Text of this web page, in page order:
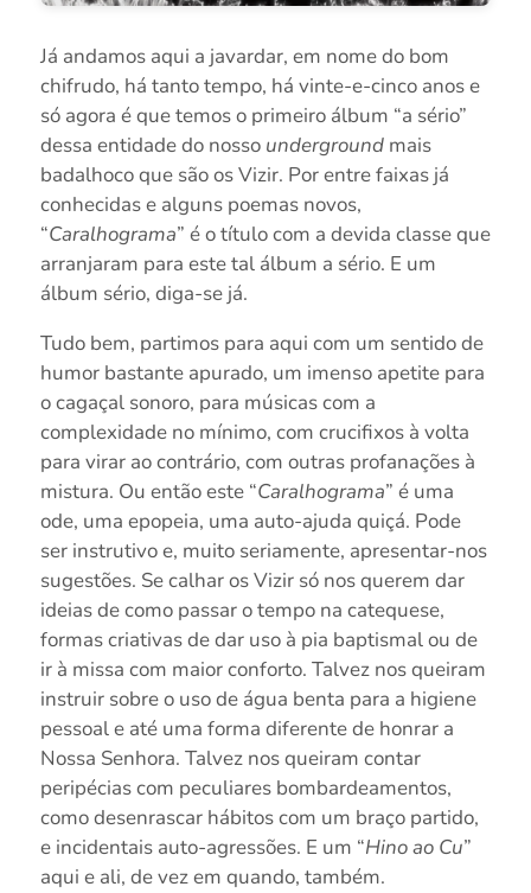
Já andamos aqui a javardar, em nome do bom
chifrudo, há tanto tempo, há vinte-e-cinco anos e
só agora é que temos o primeiro álbum “a sério”
dessa entidade do nosso undergroundmais
badalhoco que são os Vizir. Por entre faixas já
conhecidas e alguns poemas novos,
“Caralhograma” é o título com a devida classe que
arranjaram para este tal álbum a sério. E um
álbum sério, diga-se já.
Tudo bem, partimos para aqui com um sentido de
humor bastante apurado, um imenso apetite para
o cagaçal sonoro, para músicas com a
complexidade no mínimo, com crucifixos à volta
para virar ao contrário, com outras profanações à
mistura. Ou então este “Caralhograma” é uma
ode, uma epopeia, uma auto-ajuda quiçá. Pode
ser instrutivo e, muito seriamente, apresentar-nos
sugestões. Se calhar os Vizir só nos querem dar
ideias de como passar o tempo na catequese,
formas criativas de dar uso à pia baptismal ou de
ir à missa com maior conforto. Talvez nos queiram
instruir sobre o uso de água benta para a higiene
pessoal e até uma forma diferente de honrar a
Nossa Senhora. Talvez nos queiram contar
peripécias com peculiares bombardeamentos,
como desenrascar hábitos com um braço partido,
e incidentais auto-agressões. E um “Hino ao Cu”
aqui e ali, de vez em quando, também.